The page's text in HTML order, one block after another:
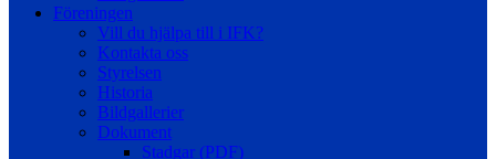
Föreningen
Vill du hjälpa till i IFK?
Kontakta oss
Styrelsen
Historia
Bildgallerier
Dokument
Stadgar (PDF)